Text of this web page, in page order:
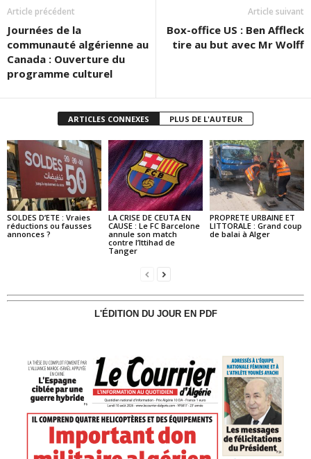
Article précédent
Journées de la
communauté algérienne au
Canada : Ouverture du
programme culturel
Article suivant
Box-office US : Ben Affleck
tire au but avec Mr Wolff
ARTICLES CONNEXES PLUS DE L'AUTEUR
SOLDES D’ETE : Vraies
réductions ou fausses
annonces ?
LA CRISE DE CEUTA EN
CAUSE : Le FC Barcelone
annule son match
contre l’Ittihad de
Tanger
PROPRETE URBAINE ET
LITTORALE : Grand coup
de balai à Alger
L'ÉDITION DU JOUR EN PDF